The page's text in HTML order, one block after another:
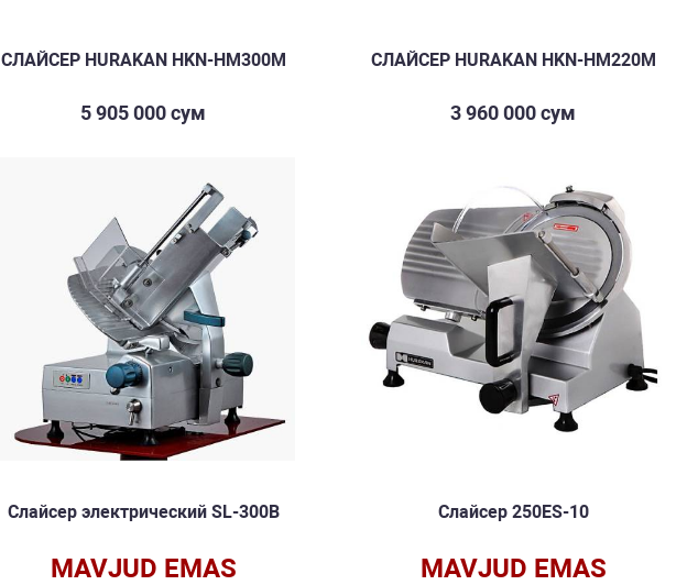
СЛАЙСЕР HURAKAN HKN-HM300M
5 905 000 сум
СЛАЙСЕР HURAKAN HKN-HM220M
3 960 000 сум
Слайсер электрический SL-300B
MAVJUD EMAS
Слайсер 250ES-10
MAVJUD EMAS